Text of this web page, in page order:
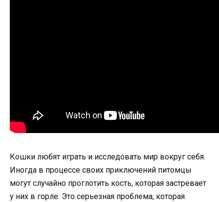
Кошки любят играть и исследовать мир вокруг себя.
Иногда в процессе своих приключений питомцы
могут случайно проглотить кость, которая застревает
у них в горле. Это серьезная проблема, которая